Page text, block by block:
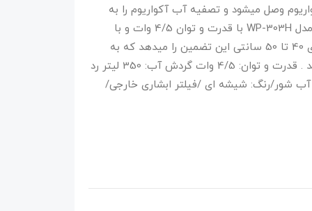
وصل میشود و تصفیه آب آکواریوم را به
صورت کاملا عالی آنجام میدهد. فیلتر هنگ آن مدل WP-303H با قدرت و توان 4/5 وات و با
گردش آب 380 لیتر در ساعت برای آکواریوم های 40 تا 50 سانتی این تضمین را میدهد که به
عالی ترین شکل ممکن آب آکواریوم را تصفیه کند . قدرت و توان: 4/5 وات گردش آب: 350 لیتر رد
شور/رنگ: شیشه ای /فیلتر ابشاری خارجی/